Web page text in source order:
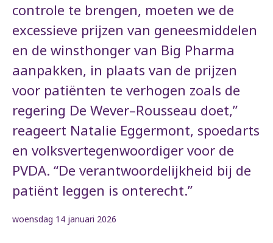
controle te brengen, moeten we de
excessieve prijzen van geneesmiddelen
en de winsthonger van Big Pharma
aanpakken, in plaats van de prijzen
voor patiënten te verhogen zoals de
regering De Wever–Rousseau doet,”
reageert Natalie Eggermont, spoedarts
en volksvertegenwoordiger voor de
PVDA. “De verantwoordelijkheid bij de
patiënt leggen is onterecht.”
woensdag 14 januari 2026